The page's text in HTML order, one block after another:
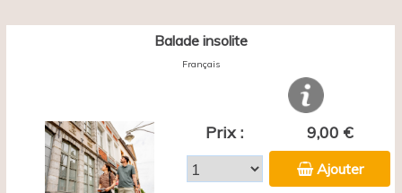
Balade insolite
Français
Prix : 9,00 €
Ajouter